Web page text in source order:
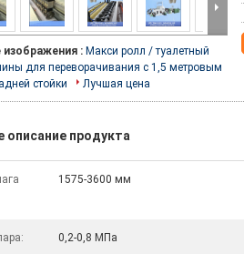
: Макси ролл / туалетный
для переворачивания с 1,5 метровым
стойки
Лучшая цена
описание продукта
1575-3600 мм
0,2-0,8 МПа